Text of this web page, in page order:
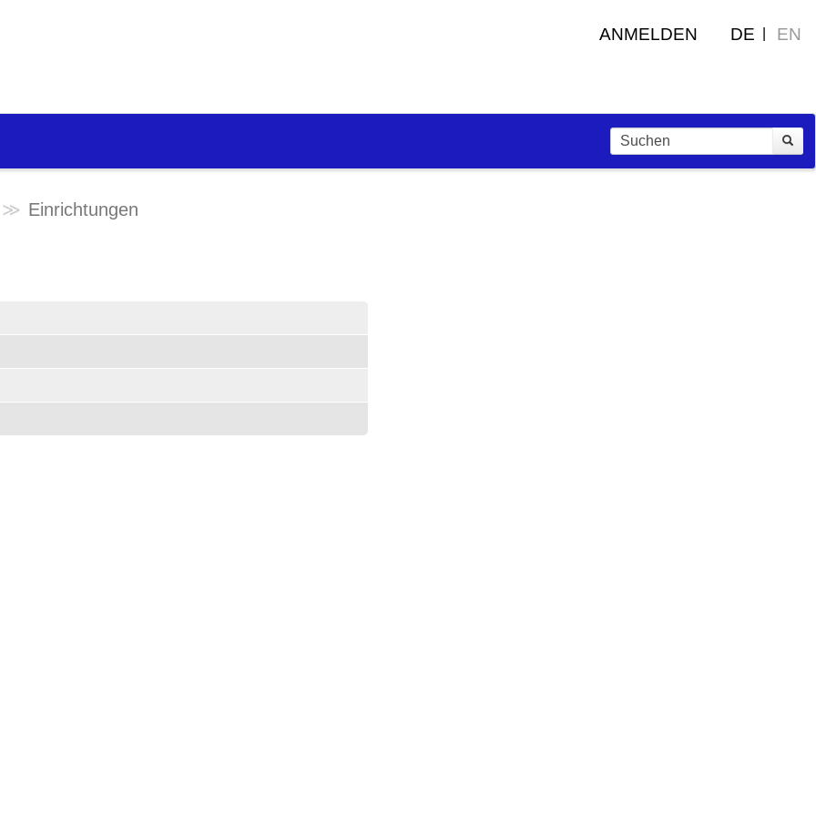
ANMELDEN DE EN
Einrichtungen